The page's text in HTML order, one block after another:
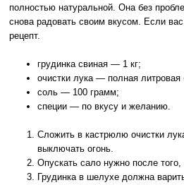
полностью натуральной. Она без
снова радовать своим вкусом. Если
рецепт.
грудинка свиная — 1 кг;
очистки лука — полная литровая
соль — 100 грамм;
специи — по вкусу и желанию.
Сложить в кастрюлю очистки
выключать огонь.
Опускать сало нужно после
Грудинка в шелухе должна